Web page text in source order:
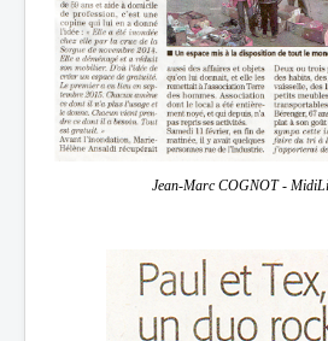
Jean-Marc COGNOT -